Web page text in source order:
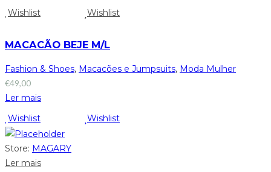
Wishlist
Wishlist
MACACÃO BEJE M/L
Fashion & Shoes, Macacões e Jumpsuits, Moda Mulher
€49,00
Ler mais
Wishlist
Wishlist
Store: MAGARY
Ler mais